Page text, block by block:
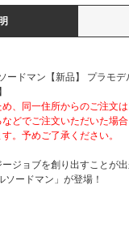
ードマン【新品】 プラモ
、同一住所からのご注文
どでご注文いただいた場
。予めご了承ください。
ジョブを創り出すことが
ードマン」が登場！